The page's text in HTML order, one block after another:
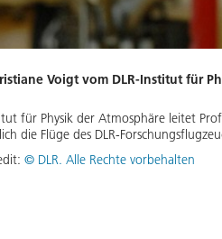
Voigt vom DLR-Institut für
für Physik der Atmosphäre leitet
die Flüge des DLR-
© DLR. Alle Rechte vorbehalten